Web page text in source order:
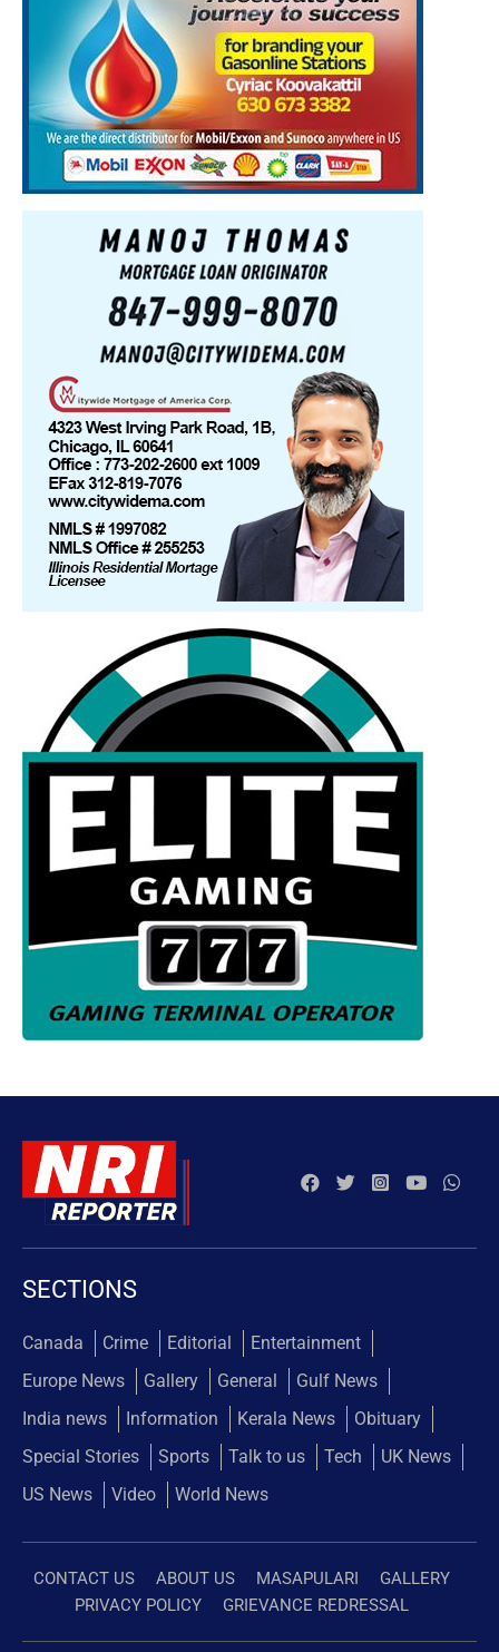
SECTIONS
Canada Crime Editorial
Entertainment
Europe News
Gallery General
Gulf News
India news
Information Kerala News
Obituary
Special Stories
Sports Talk to us Tech
UK News
US News
Video World News
CONTACT US ABOUT US MASAPULARI
GALLERY
PRIVACY POLICY
GRIEVANCE REDRESSAL